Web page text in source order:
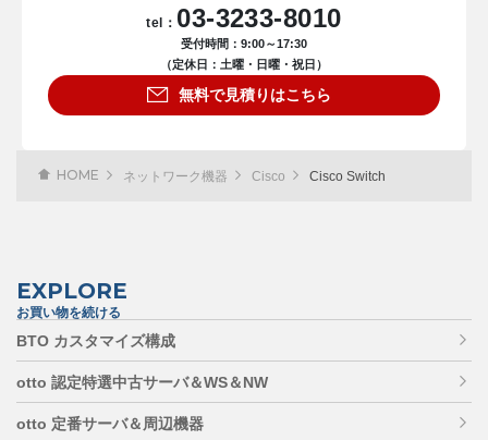
tel： 03-3233-8010
受付時間：9:00～17:30
（定休日：土曜・日曜・祝日）
無料で見積りはこちら
HOME ネットワーク機器 Cisco Cisco Switch
EXPLORE
お買い物を続ける
BTO カスタマイズ構成
otto 認定特選中古サーバ＆WS＆NW
otto 定番サーバ＆周辺機器